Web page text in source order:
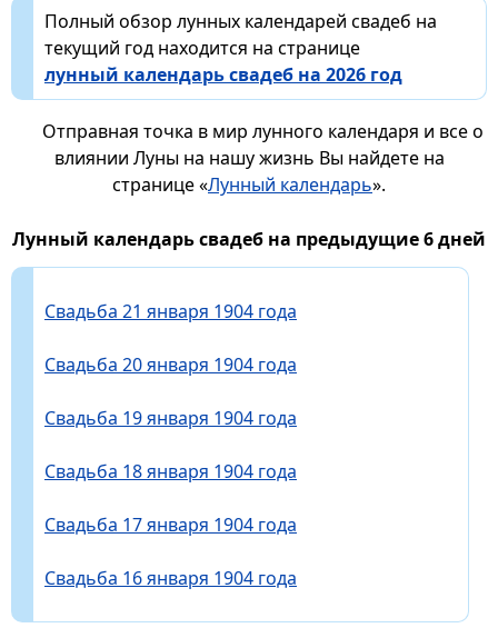
Полный обзор лунных календарей свадеб на
текущий год находится на странице
лунный календарь свадеб на 2026 год
Отправная точка в мир лунного календаря и все о
влиянии Луны на нашу жизнь Вы найдете на
странице «Лунный календарь».
Лунный календарь свадеб на предыдущие 6 дней
Свадьба 21 января 1904 года
Свадьба 20 января 1904 года
Свадьба 19 января 1904 года
Свадьба 18 января 1904 года
Свадьба 17 января 1904 года
Свадьба 16 января 1904 года